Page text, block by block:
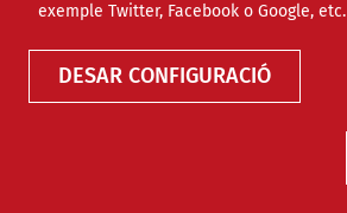
exemple Twitter, Facebook o Google, etc.
DESAR CONFIGURACIÓ